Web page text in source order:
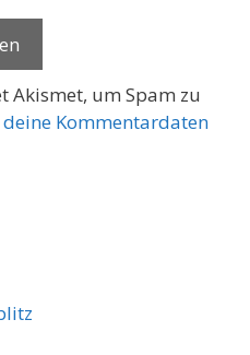
Akismet, um Spam zu
Kommentardaten